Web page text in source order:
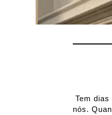
Tem
nós.